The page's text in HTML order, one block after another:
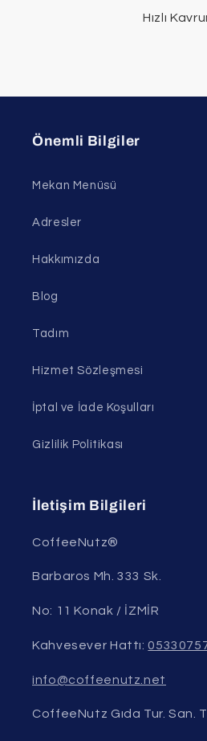
Hızlı
Önemli Bilgiler
Mekan Menüsü
Adresler
Hakkımızda
Blog
Tadım
Hizmet Sözleşmesi
İptal ve İade Koşulları
Gizlilik Politikası
İletişim Bilgileri
CoffeeNutz®
Barbaros Mh. 333 Sk.
No: 11 Konak / İZMİR
Kahvesever Hattı:
info@coffeenutz.net
CoffeeNutz Gıda Tur. San.